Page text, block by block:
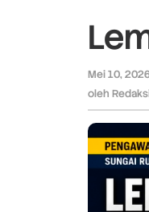
Mei 10,
oleh